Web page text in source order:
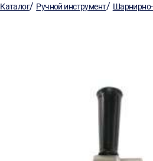
Каталог/ Ручной инструмент/ Шарнирно-